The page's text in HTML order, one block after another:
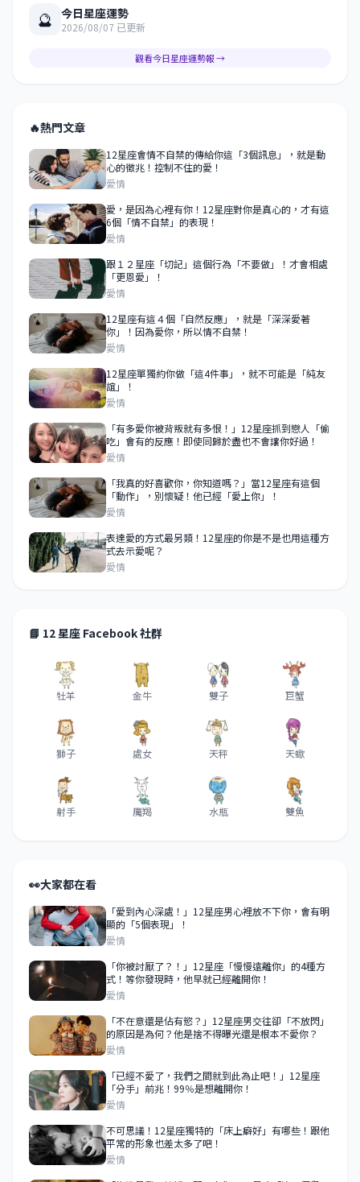
🔮 今日星座運勢
2026/08/07 已更新
觀看今日星座運勢報 →
🔥熱門文章
12星座會情不自禁的傳給你這「3個訊息」，就是動
心的徵兆！控制不住的愛！
愛情
愛，是因為心裡有你！12星座對你是真心的，才有這
6個「情不自禁」的表現！
愛情
跟１２星座「切記」這個行為「不要做」！才會相處
「更恩愛」！
愛情
12星座有這４個「自然反應」，就是「深深愛著
你」！因為愛你，所以情不自禁！
愛情
12星座單獨約你做「這4件事」，就不可能是「純友
誼」！
愛情
「有多愛你被背叛就有多恨！」12星座抓到戀人「偷
吃」會有的反應！即使同歸於盡也不會讓你好過！
愛情
「我真的好喜歡你，你知道嗎？」當12星座有這個
「動作」，別懷疑！他已經「愛上你」！
愛情
表達愛的方式最另類！12星座的你是不是也用這種方
式去示愛呢？
愛情
📘 12 星座 Facebook 社群
牡羊 金牛 雙子 巨蟹
獅子 處女 天秤 天蠍
射手 魔羯 水瓶 雙魚
👀大家都在看
「愛到內心深處！」12星座男心裡放不下你，會有明
顯的「5個表現」！
愛情
「你被討厭了？！」12星座「慢慢遠離你」的4種方
式！等你發現時，他早就已經離開你！
愛情
「不在意還是佔有慾？」12星座男交往卻「不放閃」
的原因是為何？他是捨不得曝光還是根本不愛你？
愛情
「已經不愛了，我們之間就到此為止吧！」12星座
「分手」前兆！99％是想離開你！
愛情
不可思議！12星座獨特的「床上癖好」有哪些！跟他
平常的形象也差太多了吧！
愛情